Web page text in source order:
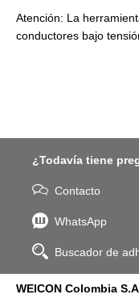
Atención: La
conductores bajo
¿Todavía tiene
Contacto
WhatsApp
Buscador de
WEICON Colombia